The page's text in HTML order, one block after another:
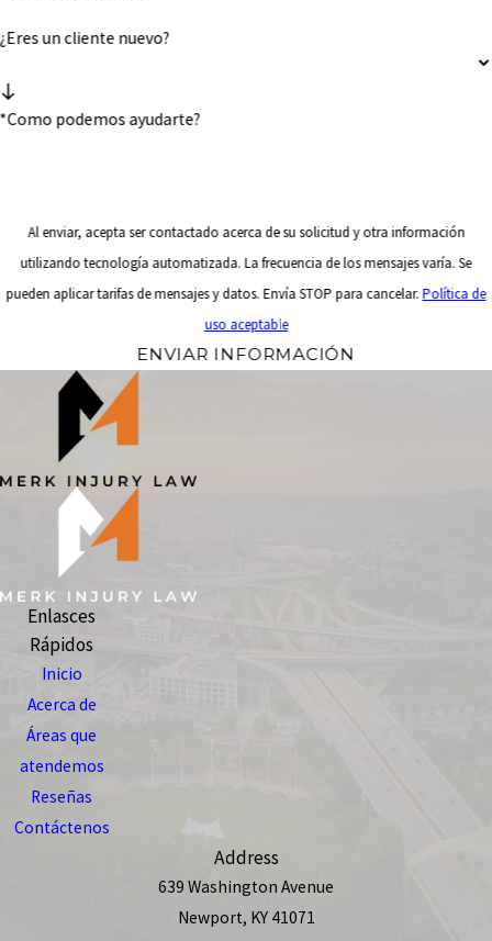
¿Eres un cliente nuevo?
*Como podemos ayudarte?
Al enviar, acepta ser contactado acerca de su solicitud y otra información
utilizando tecnología automatizada. La frecuencia de los mensajes varía. Se
pueden aplicar tarifas de mensajes y datos. Envía STOP para cancelar. Política de
uso aceptable
ENVIAR INFORMACIÓN
Enlasces
Rápidos
Inicio
Acerca de
Áreas que
atendemos
Reseñas
Contáctenos
Address
639 Washington Avenue
Newport, KY 41071